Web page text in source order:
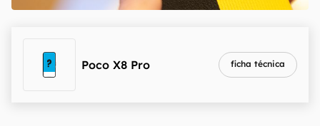
Poco X8 Pro ficha técnica